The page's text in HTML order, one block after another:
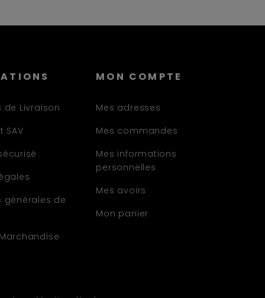
Livraison
SAV
générales de
MON COMPTE
Mes adresses
Mes commandes
Mes informations
personnelles
Mes avoirs
Mon panier